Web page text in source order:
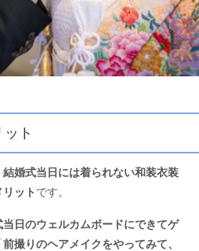
ト
結婚式当日には着られない和装衣装
ット です。
当日のウェルカムボードにできてゲ
前撮りのヘアメイクをやってみて、